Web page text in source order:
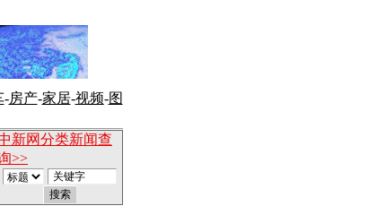
-房产-家居-视频-图
新网分类新闻查
>>